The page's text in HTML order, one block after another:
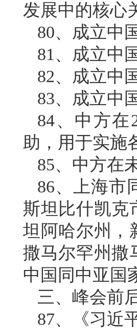
发展中的核心
80、成立中
81、成立中
82、成立中
83、成立中
84、中方在
助，用于实施
85、中方在
86、上海市
斯坦比什凯克
坦阿哈尔州，
撒马尔罕州撒
中国同中亚国
三、峰会前
87、《习近